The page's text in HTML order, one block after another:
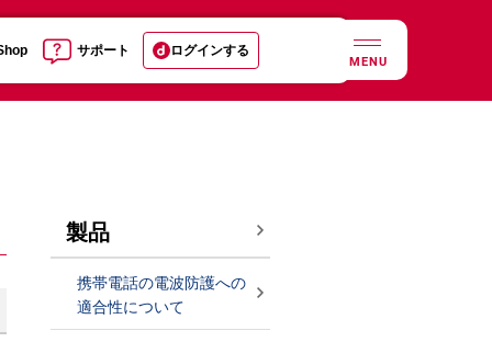
サポート ログインする
MENU
製品
携帯電話の電波防護への
適合性について